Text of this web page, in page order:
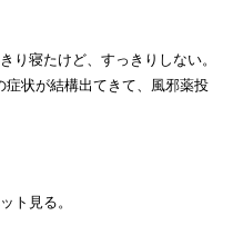
り寝たけど、すっきりしない。
症状が結構出てきて、風邪薬投
ト見る。